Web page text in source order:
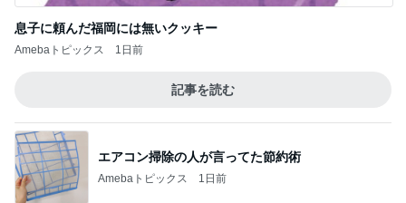
息子に頼んだ福岡には無いクッキー
Amebaトピックス 1日前
記事を読む
エアコン掃除の人が言ってた節約術
Amebaトピックス 1日前